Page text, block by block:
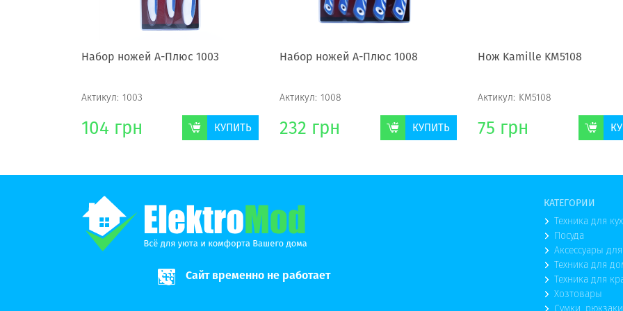
Набор ножей А-Плюс 1003
Актикул: 1003
104 грн КУПИТЬ
Набор ножей А-Плюс 1008
Актикул: 1008
232 грн КУПИТЬ
Нож Kamille KM5108
Актикул: KM5108
75 грн
Сайт временно не работает
КАТЕГОРИИ
Техника для
Посуда
Аксессуары
Техника для
Техника для
Хозтовары
Сумки, рюкзаки